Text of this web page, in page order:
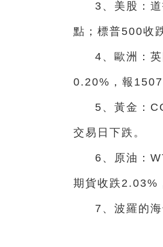
3、美股：
點；標普500收
4、歐洲：
0.20%，報
5、黃金：
交易日下跌。
6、原油：
期貨收跌2.03%
7、波羅的